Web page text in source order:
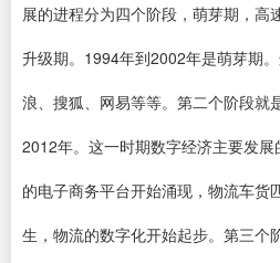
展的进程分为四个阶段，萌芽期，高
升级期。1994年到2002年是萌芽期
浪、搜狐、网易等等。第二个阶段就
2012年。这一时期数字经济主要发
的电子商务平台开始涌现，物流车货
生，物流的数字化开始起步。第三个